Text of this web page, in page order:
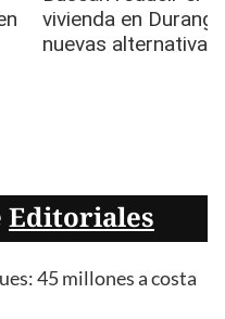
Editoriales
45 millones a costa